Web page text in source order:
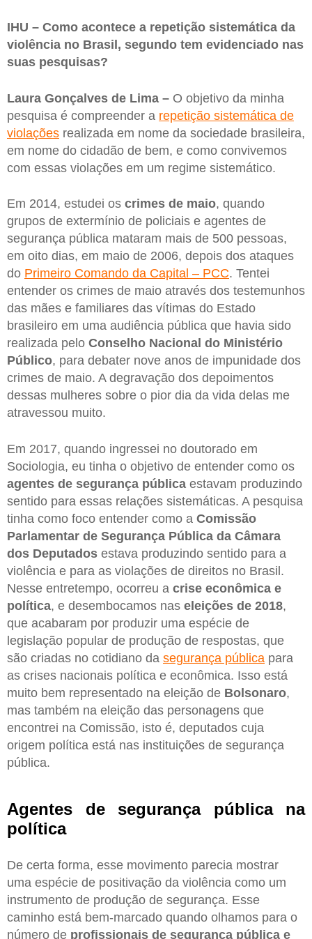
IHU – Como acontece a repetição sistemática da
violência no Brasil, segundo tem evidenciado nas
suas pesquisas?
Laura Gonçalves de Lima – O objetivo da minha
pesquisa é compreender a repetição sistemática de
violações realizada em nome da sociedade brasileira,
em nome do cidadão de bem, e como convivemos
com essas violações em um regime sistemático.
Em 2014, estudei os crimes de maio, quando
grupos de extermínio de policiais e agentes de
segurança pública mataram mais de 500 pessoas,
em oito dias, em maio de 2006, depois dos ataques
do Primeiro Comando da Capital – PCC. Tentei
entender os crimes de maio através dos testemunhos
das mães e familiares das vítimas do Estado
brasileiro em uma audiência pública que havia sido
realizada pelo Conselho Nacional do Ministério
Público, para debater nove anos de impunidade dos
crimes de maio. A degravação dos depoimentos
dessas mulheres sobre o pior dia da vida delas me
atravessou muito.
Em 2017, quando ingressei no doutorado em
Sociologia, eu tinha o objetivo de entender como os
agentes de segurança pública estavam produzindo
sentido para essas relações sistemáticas. A pesquisa
tinha como foco entender como a Comissão
Parlamentar de Segurança Pública da Câmara
dos Deputados estava produzindo sentido para a
violência e para as violações de direitos no Brasil.
Nesse entretempo, ocorreu a crise econômica e
política, e desembocamos nas eleições de 2018,
que acabaram por produzir uma espécie de
legislação popular de produção de respostas, que
são criadas no cotidiano da segurança pública para
as crises nacionais política e econômica. Isso está
muito bem representado na eleição de Bolsonaro,
mas também na eleição das personagens que
encontrei na Comissão, isto é, deputados cuja
origem política está nas instituições de segurança
pública.
Agentes de segurança pública na
política
De certa forma, esse movimento parecia mostrar
uma espécie de positivação da violência como um
instrumento de produção de segurança. Esse
caminho está bem-marcado quando olhamos para o
número de profissionais de segurança pública e